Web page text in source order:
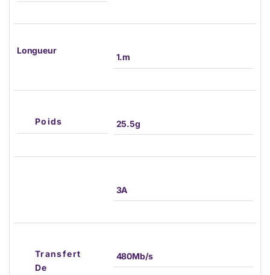
Longueur
1.m
Poids 25.5g
3A
Transfert
De
480Mb/s